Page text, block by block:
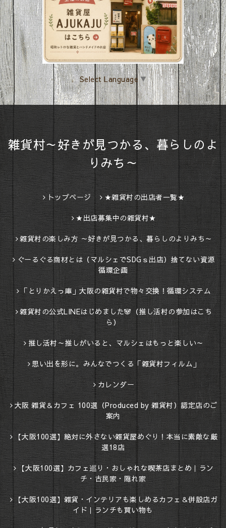
Select Language ▼
雑貨村～好きが見つかる、暮らしのよ
りみち～
トップページ ★雑貨村の出店者一覧★
★出店募集中の雑貨村★
雑貨村の楽しみ方 ～好きが見つかる、暮らしのよりみち～
ぐーるぐる商材とは（マルシェでSDGｓ出店）捨てない資源
循環企画
「とりかえっ庫」大阪の雑貨村で物々交換！循環システム
雑貨村の公式LINEはじめました🐼（推し活村の参加はこち
ら）
推し活村～推しがいると、マルシェはもっと楽しい～
思い出を形に。みんなでつくる「雑貨村フィルム」
カレンダー
大阪 雑貨＆カフェ 100選（Produced by 雑貨村）認定店のご
案内
【大阪100選】絶対に外さない雑貨屋めぐり！本当に素敵な厳
選18店
【大阪100選】カフェ巡り・おしゃれな喫茶店まとめ｜ラン
チ・古民家・隠れ家
【大阪100選】雑貨・インテリアも楽しめるカフェ＆併設店ガ
イド｜ランチも買い物も